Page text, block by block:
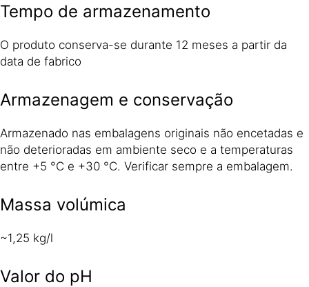
Tempo de armazenamento
O produto conserva-se durante 12 meses a partir da
data de fabrico
Armazenagem e conservação
Armazenado nas embalagens originais não encetadas e
não deterioradas em ambiente seco e a temperaturas
entre +5 °C e +30 °C. Verificar sempre a embalagem.
Massa volúmica
~1,25 kg/l
Valor do pH